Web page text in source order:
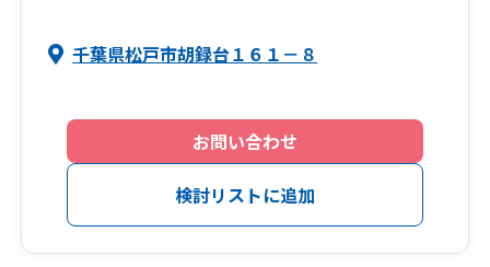
千葉県松戸市胡録台１６１－８
お問い合わせ
検討リストに追加